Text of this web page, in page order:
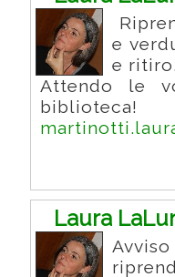
e
e
Attendo le
biblioteca!
Laura